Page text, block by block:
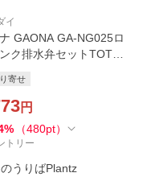
イ
GAONA GA-NG025ロ
ク排水弁セットTOTO
寄せ
円
% （480pt）
トリー
のうりばPlantz